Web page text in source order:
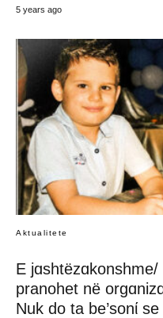
5 years ago
Aktualitete
E
pranohet në
Nuk do ta be’sonί